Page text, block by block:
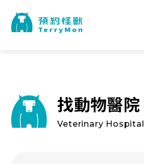
找動物醫院
Veterinary Hospital